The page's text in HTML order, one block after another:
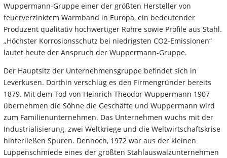
Wuppermann-Gruppe einer der größten Hersteller von
feuerverzinktem Warmband in Europa, ein bedeutender
Produzent qualitativ hochwertiger Rohre sowie Profile aus Stahl.
„Höchster Korrosionsschutz bei niedrigsten CO2-Emissionen“
lautet heute der Anspruch der Wuppermann-Gruppe.
Der Hauptsitz der Unternehmensgruppe befindet sich in
Leverkusen. Dorthin verschlug es den Firmengründer bereits
1879. Mit dem Tod von Heinrich Theodor Wuppermann 1907
übernehmen die Söhne die Geschäfte und Wuppermann wird
zum Familienunternehmen. Das Unternehmen wuchs mit der
Industrialisierung, zwei Weltkriege und die Weltwirtschaftskrise
hinterließen Spuren. Dennoch, 1972 war aus der kleinen
Luppenschmiede eines der größten Stahlauswalzunternehmen